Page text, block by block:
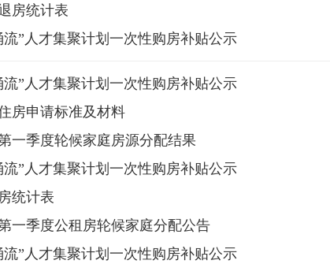
房统计表
”人才集聚计划一次性购房补贴公示
”人才集聚计划一次性购房补贴公示
房申请标准及材料
一季度轮候家庭房源分配结果
”人才集聚计划一次性购房补贴公示
统计表
一季度公租房轮候家庭分配公告
”人才集聚计划一次性购房补贴公示